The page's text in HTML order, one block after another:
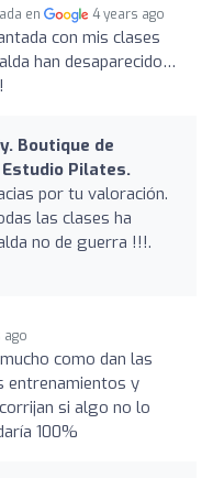
en 4 years ago
con mis clases
han desaparecido…
Boutique de
Pilates.
por tu valoración.
las clases ha
no de guerra !!!.
ago
como dan las
entrenamientos y
si algo no lo
100%